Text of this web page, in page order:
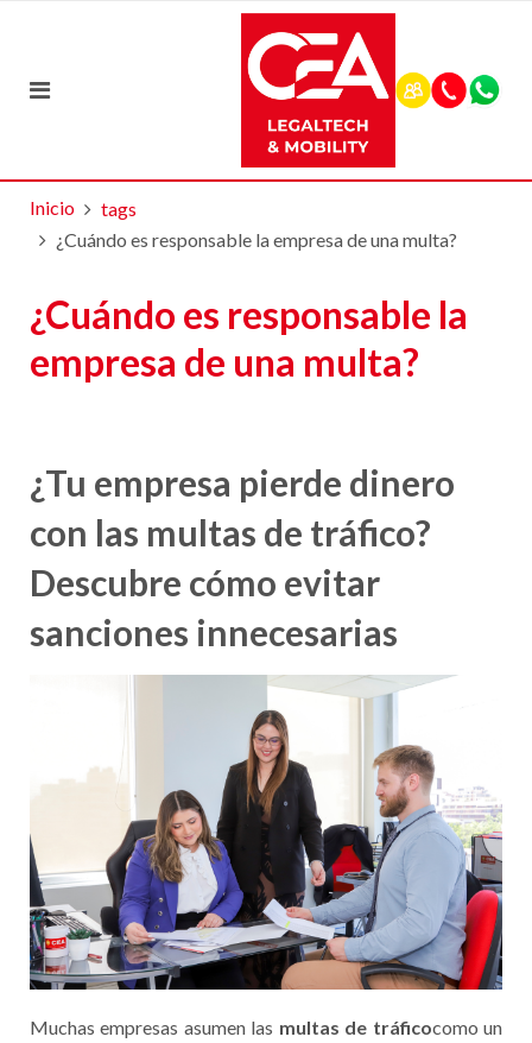
Inicio
tags
¿Cuándo es responsable la empresa de una multa?
¿Cuándo es responsable la
empresa de una multa?
¿Tu empresa pierde dinero
con las multas de tráfico?
Descubre cómo evitar
sanciones innecesarias
Muchas empresas asumen las multas de tráficocomo un